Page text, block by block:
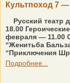
Культпоход 7
Русский театр
18.00
февраля — 11.00
“Женитьба
“Приключения
Подробнее...